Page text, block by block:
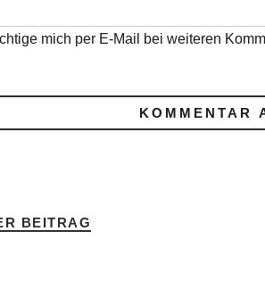
mich per E-Mail bei weiteren
BEITRAG